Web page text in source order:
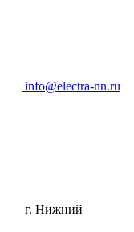
info@electra-nn.ru
г. Нижний